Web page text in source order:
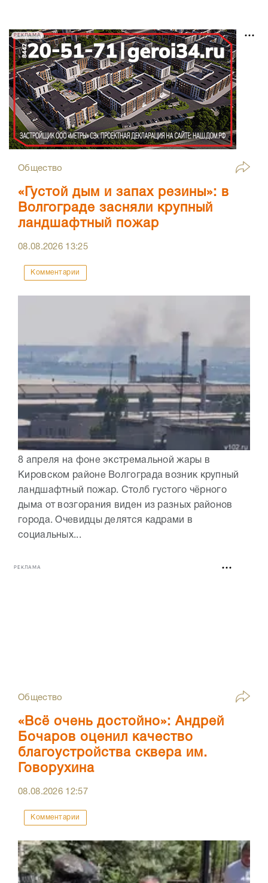
РЕКЛАМА
Общество
«Густой дым и запах резины»: в
Волгограде засняли крупный
ландшафтный пожар
08.08.2026 13:25
Комментарии
8 апреля на фоне экстремальной жары в
Кировском районе Волгограда возник крупный
ландшафтный пожар. Столб густого чёрного
дыма от возгорания виден из разных районов
города. Очевидцы делятся кадрами в
социальных...
РЕКЛАМА
Общество
«Всё очень достойно»: Андрей
Бочаров оценил качество
благоустройства сквера им.
Говорухина
08.08.2026 12:57
Комментарии